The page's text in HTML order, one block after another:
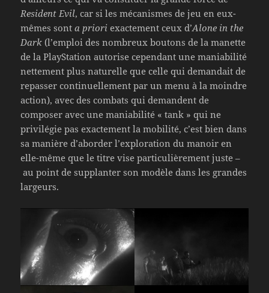
Resident Evil, car si les mécanismes de jeu en eux-
mêmes sonta priori exactement ceux d’Alone in the
Dark (l’emploi des nombreux boutons de la manette
de la PlayStation autorise cependant une maniabilité
nettement plus naturelle que celle qui demandait de
repasser continuellement par un menu à la moindre
action), avec des combats qui demandent de
composer avec une maniabilité « tank » qui ne
privilégie pas exactement la mobilité, c’est bien dans
sa manière d’aborder l’exploration du manoir en
elle-même que le titre vise particulièrement juste –
au point de supplanter son modèle dans les grandes
largeurs.